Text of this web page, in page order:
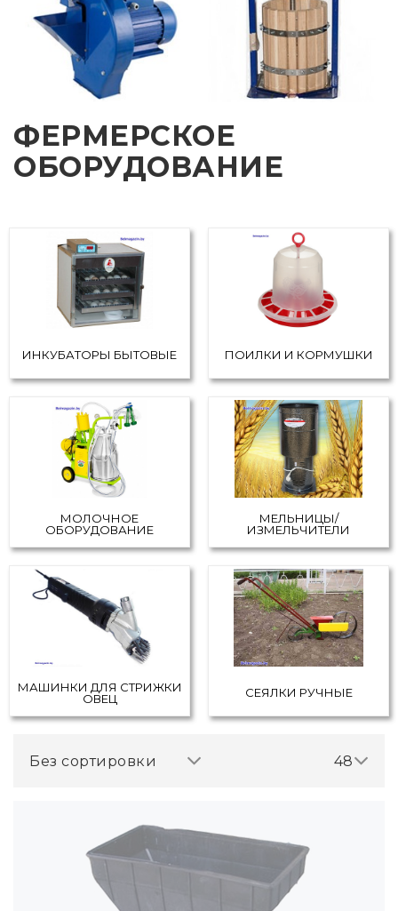
ФЕРМЕРСКОЕ
ОБОРУДОВАНИЕ
ИНКУБАТОРЫ БЫТОВЫЕ ПОИЛКИ И КОРМУШКИ
МОЛОЧНОЕ
ОБОРУДОВАНИЕ
МЕЛЬНИЦЫ/
ИЗМЕЛЬЧИТЕЛИ
МАШИНКИ ДЛЯ СТРИЖКИ
ОВЕЦ
СЕЯЛКИ РУЧНЫЕ
48
Без сортировки